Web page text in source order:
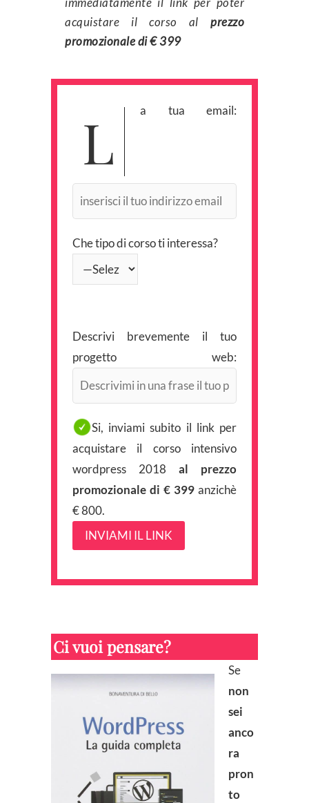
acquistare il corso al prezzo
promozionale di € 399
La tua email:
Che tipo di corso ti interessa?
Descrivi brevemente il tuo
progetto web:
Si, inviami subito il link per
acquistare il corso intensivo
wordpress 2018 al prezzo
promozionale di € 399 anzichè
€ 800.
Ci vuoi pensare?
Se
non
sei
anco
ra
pron
to